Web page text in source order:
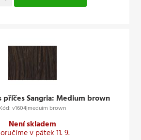
příčes Sangria: Medium brown
Kód: v1604|meduim brown
Není skladem
v pátek 11. 9.